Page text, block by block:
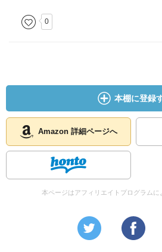
0
本棚に登録
Amazon 詳細ページへ
本ページはアフィリエイトプログラムに